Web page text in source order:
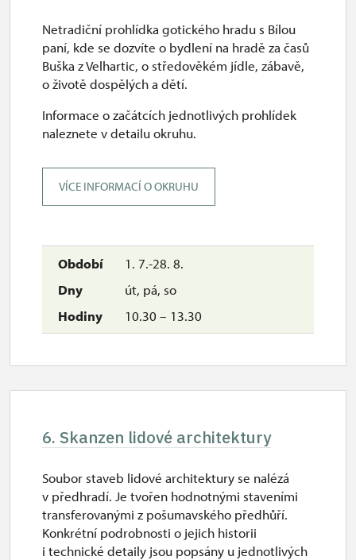
1. 7.-28. 8.
út, pá, so
10.30 – 13.30
Netradiční prohlídka gotického hradu s Bílou
paní, kde se dozvíte o bydlení na hradě za časů
Buška z Velhartic, o středověkém jídle, zábavě,
o životě dospělých a dětí.
Informace o začátcích jednotlivých prohlídek
naleznete v detailu okruhu.
VÍCE INFORMACÍ O OKRUHU
6. Skanzen lidové architektury
Soubor staveb lidové architektury se nalézá
v předhradí. Je tvořen hodnotnými staveními
transferovanými z pošumavského předhůří.
Konkrétní podrobnosti o jejich historii
i technické detaily jsou popsány u jednotlivých